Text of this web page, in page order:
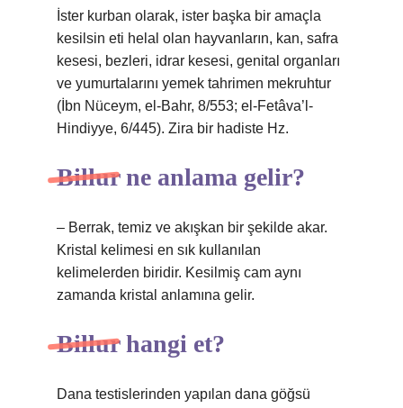
İster kurban olarak, ister başka bir amaçla
kesilsin eti helal olan hayvanların, kan, safra
kesesi, bezleri, idrar kesesi, genital organları
ve yumurtalarını yemek tahrimen mekruhtur
(İbn Nüceym, el-Bahr, 8/553; el-Fetâva’l-
Hindiyye, 6/445). Zira bir hadiste Hz.
Billur ne anlama gelir?
– Berrak, temiz ve akışkan bir şekilde akar.
Kristal kelimesi en sık kullanılan
kelimelerden biridir. Kesilmiş cam aynı
zamanda kristal anlamına gelir.
Billur hangi et?
Dana testislerinden yapılan dana göğsü